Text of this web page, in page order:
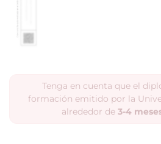
Tenga en cuenta que el
formación emitido por la
alrededor de 3-4